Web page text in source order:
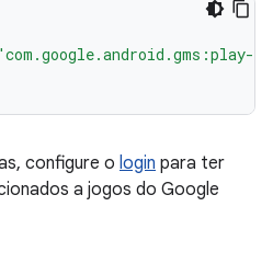
configure o login para ter
a jogos do Google